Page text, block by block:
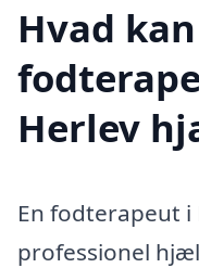
Hvad
Herlev
En fodterapeut i
professionel